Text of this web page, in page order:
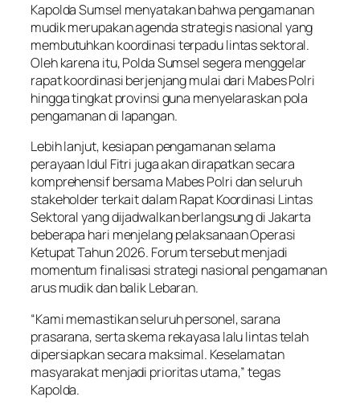
Kapolda Sumsel menyatakan bahwa pengamanan
mudik merupakan agenda strategis nasional yang
membutuhkan koordinasi terpadu lintas sektoral.
Oleh karena itu, Polda Sumsel segera menggelar
rapat koordinasi berjenjang mulai dari Mabes Polri
hingga tingkat provinsi guna menyelaraskan pola
pengamanan di lapangan.
Lebih lanjut, kesiapan pengamanan selama
perayaan Idul Fitri juga akan dirapatkan secara
komprehensif bersama Mabes Polri dan seluruh
stakeholder terkait dalam Rapat Koordinasi Lintas
Sektoral yang dijadwalkan berlangsung di Jakarta
beberapa hari menjelang pelaksanaan Operasi
Ketupat Tahun 2026. Forum tersebut menjadi
momentum finalisasi strategi nasional pengamanan
arus mudik dan balik Lebaran.
“Kami memastikan seluruh personel, sarana
prasarana, serta skema rekayasa lalu lintas telah
dipersiapkan secara maksimal. Keselamatan
masyarakat menjadi prioritas utama,” tegas
Kapolda.